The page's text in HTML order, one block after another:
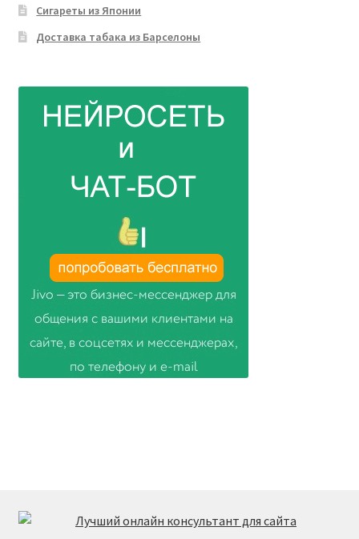
Сигареты из Японии
Доставка табака из Барселоны